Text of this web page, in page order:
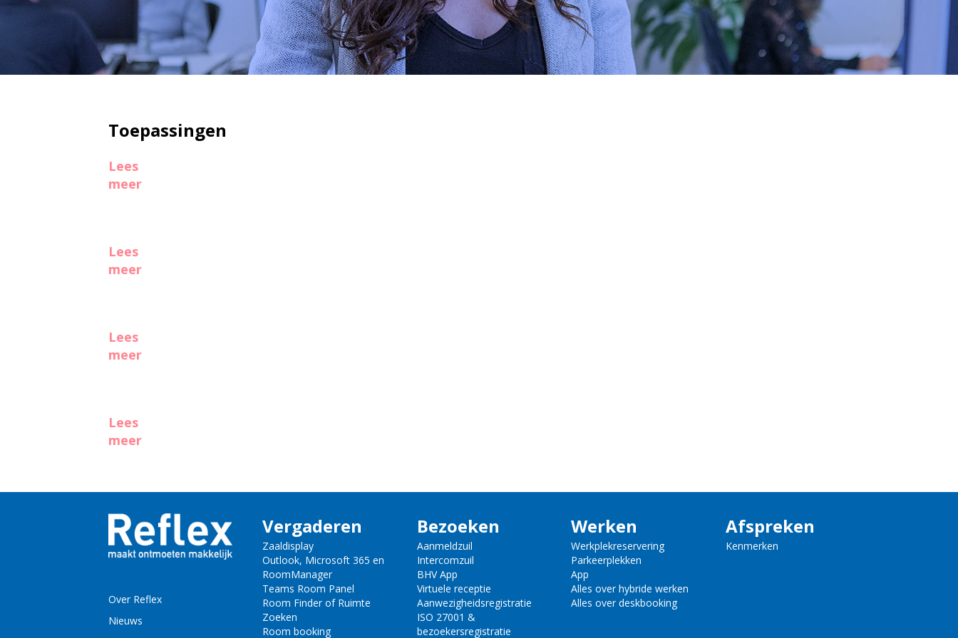
Toepassingen
Lees
meer
Lees
meer
Lees
meer
Lees
meer
Over Reflex
Nieuws
Vergaderen
Zaaldisplay
Outlook, Microsoft 365 en
RoomManager
Teams Room Panel
Room Finder of Ruimte
Zoeken
Room booking
Bezoeken
Aanmeldzuil
Intercomzuil
BHV App
Virtuele receptie
Aanwezigheidsregistratie
ISO 27001 &
bezoekersregistratie
Werken
Werkplekreservering
Parkeerplekken
App
Alles over hybride werken
Alles over deskbooking
Afspreken
Kenmerken